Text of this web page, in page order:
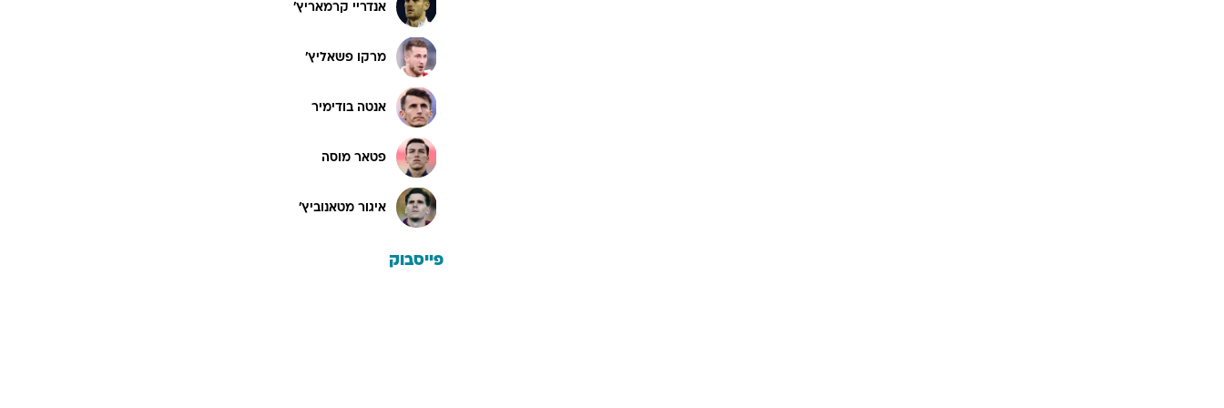
אנדריי קרמאריץ'
מרקו פשאליץ'
אנטה בודימיר
פטאר מוסה
איגור מטאנוביץ'
פייסבוק